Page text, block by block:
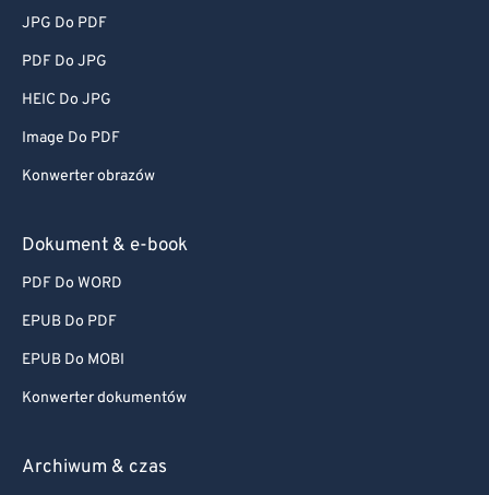
JPG Do PDF
PDF Do JPG
HEIC Do JPG
Image Do PDF
Konwerter obrazów
Dokument & e-book
PDF Do WORD
EPUB Do PDF
EPUB Do MOBI
Konwerter dokumentów
Archiwum & czas